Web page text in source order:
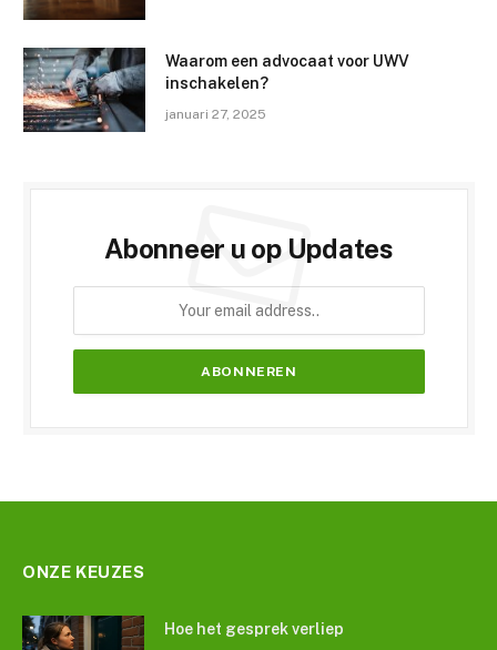
Waarom een advocaat voor UWV
inschakelen?
januari 27, 2025
Abonneer u op Updates
ONZE KEUZES
Hoe het gesprek verliep